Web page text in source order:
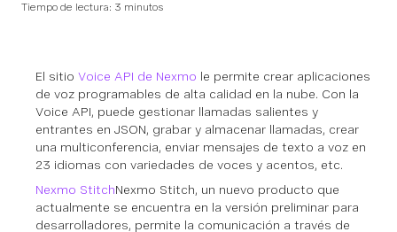
Tiempo de lectura: 3 minutos
El sitio Voice API de Nexmo le permite crear aplicaciones
de voz programables de alta calidad en la nube. Con la
Voice API, puede gestionar llamadas salientes y
entrantes en JSON, grabar y almacenar llamadas, crear
una multiconferencia, enviar mensajes de texto a voz en
23 idiomas con variedades de voces y acentos, etc.
Nexmo StitchNexmo Stitch, un nuevo producto que
actualmente se encuentra en la versión preliminar para
desarrolladores, permite la comunicación a través de